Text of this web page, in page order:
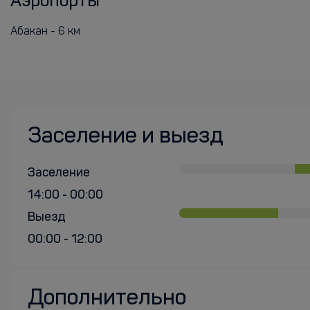
Абакан - 6 км
Заселение и выезд
Заселение
14:00 - 00:00
Выезд
00:00 - 12:00
Дополнительно